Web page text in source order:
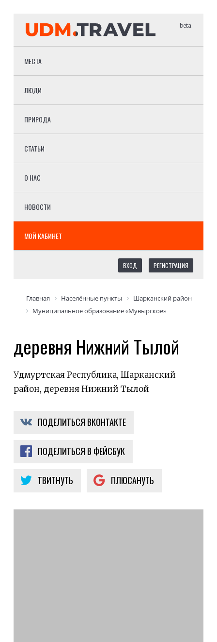
beta
МЕСТА
ЛЮДИ
ПРИРОДА
СТАТЬИ
О НАС
НОВОСТИ
МОЙ КАБИНЕТ
ВХОД РЕГИСТРАЦИЯ
Главная Населённые пункты
Шарканский район
Муниципальное образование «Мувырское»
деревня Нижний Тылой
Удмуртская Республика, Шарканский
район, деревня Нижний Тылой
ПОДЕЛИТЬСЯ ВКОНТАКТЕ
ПОДЕЛИТЬСЯ В ФЕЙСБУК
ТВИТНУТЬ ПЛЮСАНУТЬ